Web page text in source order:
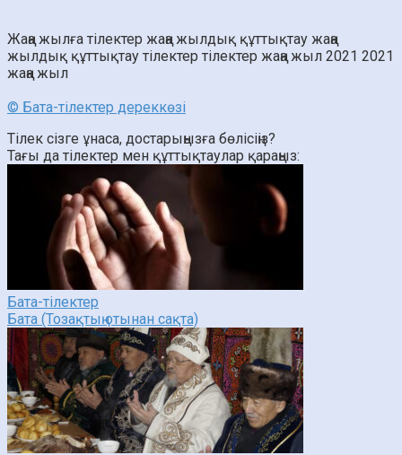
Жаңа жылға тілектер жаңа жылдық құттықтау жаңа
жылдық құттықтау тілектер тілектер жаңа жыл 2021 2021
жаңа жыл
© Бата-тілектер дереккөзі
Тілек сізге ұнаса, достарыңызға бөлісіңіз?
Тағы да тілектер мен құттықтаулар қараңыз:
Бата-тілектер
Бата (Тозақтың отынан сақта)